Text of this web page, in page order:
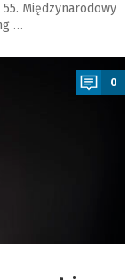
Międzynarodowy
…
0